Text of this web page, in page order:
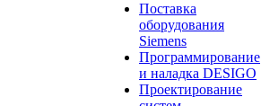
Поставка
оборудования
Siemens
Программирование
и наладка DESIGO
Проектирование